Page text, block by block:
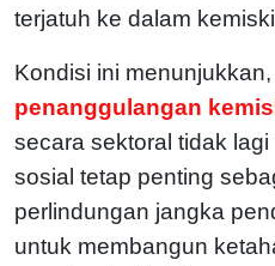
terjatuh ke dalam
Kondisi ini
penanggulangan
secara sektoral tidak
sosial tetap penting
perlindungan jangka
untuk membangun